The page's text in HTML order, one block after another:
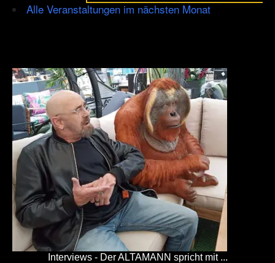
Alle Veranstaltungen im nächsten Monat
Interviews - Der ALTAMANN spricht mit ...